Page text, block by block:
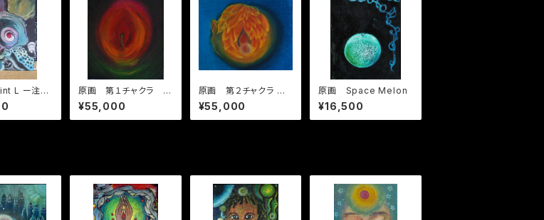
文
L
原画 第１チャクラ 赤
¥55,000
原画 第２チャクラ オ
レンジ-Second chak
ra -Svadhisthana-O
range
¥55,000
原画 Space Melon
¥16,500